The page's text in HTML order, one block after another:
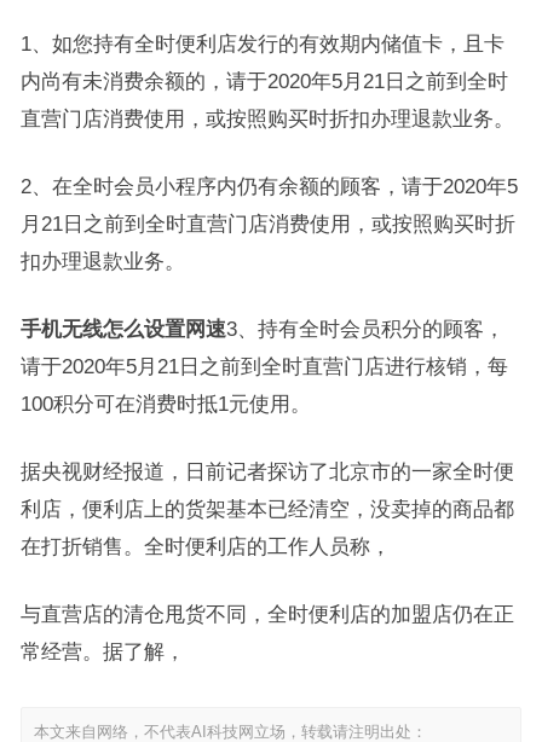
1、如您持有全时便利店发行的有效期内储值卡，且卡
内尚有未消费余额的，请于2020年5月21日之前到全时
直营门店消费使用，或按照购买时折扣办理退款业务。
2、在全时会员小程序内仍有余额的顾客，请于2020年5
月21日之前到全时直营门店消费使用，或按照购买时折
扣办理退款业务。
手机无线怎么设置网速3、持有全时会员积分的顾客，
请于2020年5月21日之前到全时直营门店进行核销，每
100积分可在消费时抵1元使用。
据央视财经报道，日前记者探访了北京市的一家全时便
利店，便利店上的货架基本已经清空，没卖掉的商品都
在打折销售。全时便利店的工作人员称，
与直营店的清仓甩货不同，全时便利店的加盟店仍在正
常经营。据了解，
本文来自网络，不代表AI科技网立场，转载请注明出处：